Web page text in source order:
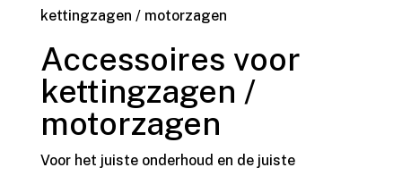
kettingzagen / motorzagen
Accessoires voor
kettingzagen /
motorzagen
Voor het juiste onderhoud en de juiste